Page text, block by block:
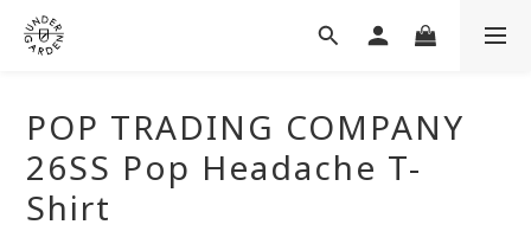
POP TRADING COMPANY
26SS Pop Headache T-
Shirt